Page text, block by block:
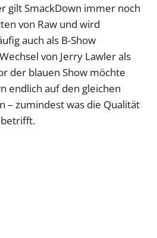
gilt SmackDown immer noch
von Raw und wird
auch als B-Show
von Jerry Lawler als
der blauen Show möchte
endlich auf den gleichen
– zumindest was die Qualität